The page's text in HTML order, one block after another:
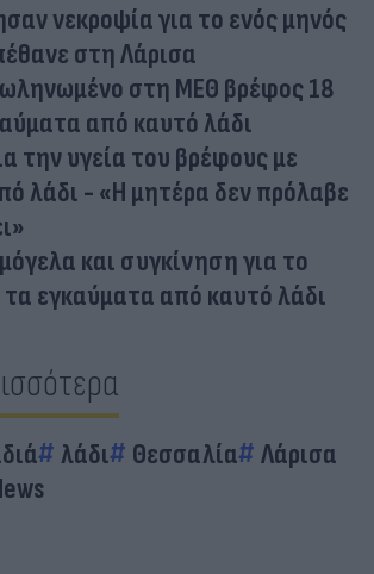
νεκροψία για το ενός μηνός
στη Λάρισα
στη ΜΕΘ βρέφος 18
από καυτό λάδι
την υγεία του βρέφους με
λάδι - «Η μητέρα δεν πρόλαβε
και συγκίνηση για το
τα εγκαύματα από καυτό λάδι
λάδι Θεσσαλία
Λάρισα